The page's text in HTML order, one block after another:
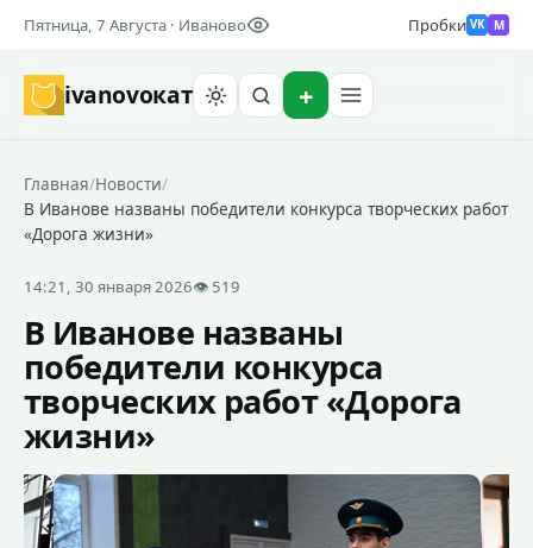
Пятница, 7 Августа · Иваново Пробки VK M
ivanovoкат
Главная/Новости/
В Иванове названы победители конкурса творческих работ
«Дорога жизни»
14:21, 30 января 2026👁 519
В Иванове названы
победители конкурса
творческих работ «Дорога
жизни»